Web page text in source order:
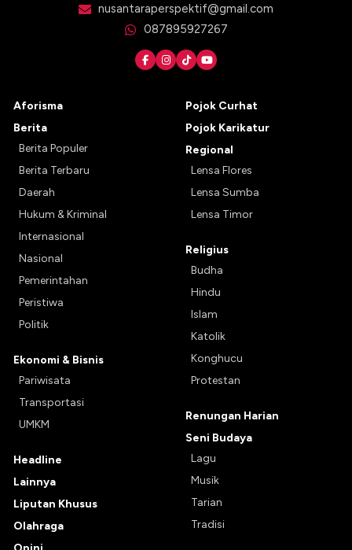
nusantaraperspektif@gmail.com
087895927267
Aforisma
Berita
Berita Populer
Berita Terbaru
Daerah
Hukum & Kriminal
Internasional
Nasional
Pemerintahan
Peristiwa
Politik
Ekonomi & Bisnis
Pariwisata
Transportasi
UMKM
Headline
Lainnya
Liputan Khusus
Olahraga
Pojok Curhat
Pojok Karikatur
Regional
Lensa Flores
Lensa Sumba
Lensa Timor
Religius
Budha
Hindu
Islam
Katolik
Konghucu
Protestan
Renungan Harian
Seni Budaya
Lagu
Musik
Tarian
Tradisi